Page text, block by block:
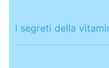
I segreti della